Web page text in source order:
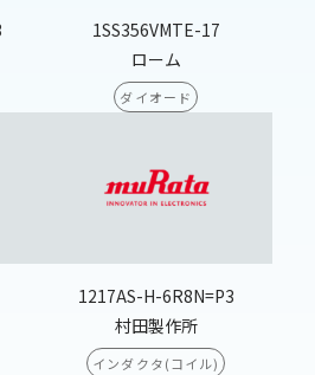
1SS356VMTE-17
ローム
ダイオード
1217AS-H-6R8N=P3
村田製作所
インダクタ(コイル)